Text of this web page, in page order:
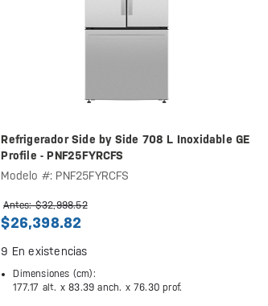
Refrigerador Side by Side 708 L Inoxidable GE
Profile - PNF25FYRCFS
Modelo #: PNF25FYRCFS
Antes: $32,998.52
$26,398.82
9 En existencias
Dimensiones (cm):
177.17 alt. x83.39 anch. x 76.30 prof.